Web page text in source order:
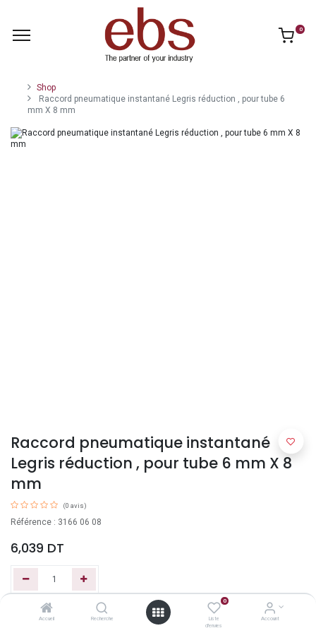
Accueil Recherche
0
Liste
d'envies
Account
0
Shop
Raccord pneumatique instantané Legris réduction , pour tube 6
mm X 8 mm
Raccord pneumatique instantané
Legris réduction , pour tube 6 mm X 8
mm
(0 avis)
Référence : 3166 06 08
6,039 DT
Ajouter au panier